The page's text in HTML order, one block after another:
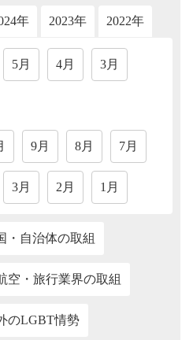
年 2023年 2022年
5月 4月 3月
9月 8月 7月
3月 2月 1月
・自治体の取組
空・旅行業界の取組
のLGBT情勢